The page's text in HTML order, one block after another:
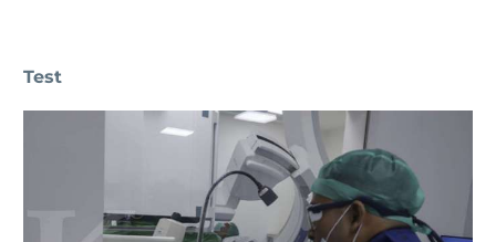
Test